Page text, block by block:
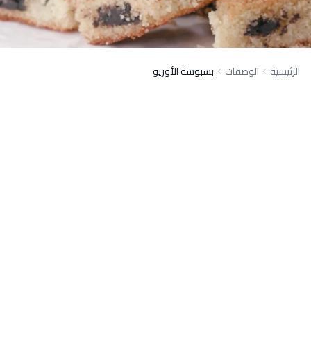
الرئيسية الوصفات بسبوسة الأوريو